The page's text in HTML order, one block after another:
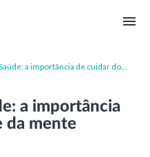
a importância de cuidar do
a importância
da mente